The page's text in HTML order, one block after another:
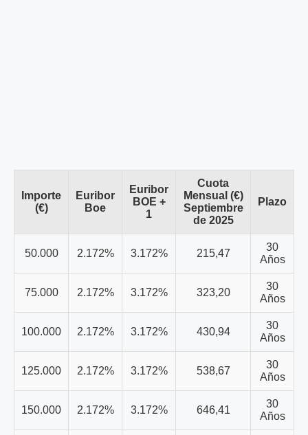
Importe
(€)
Euribor
Boe
Euribor
BOE +
1
Cuota
Mensual (€)
Septiembre
de 2025
Plazo
50.000 2.172% 3.172% 215,47
30
Años
75.000 2.172% 3.172% 323,20
30
Años
100.000 2.172% 3.172% 430,94
30
Años
125.000 2.172% 3.172% 538,67
30
Años
150.000 2.172% 3.172% 646,41
30
Años